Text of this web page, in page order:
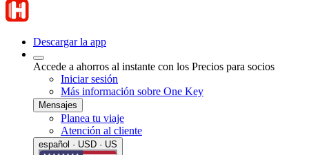
Descargar la app
Accede a ahorros al instante con los Precios para socios
Iniciar sesión
Más información sobre One Key
Mensajes
Planea tu viaje
Atención al cliente
español · USD · US